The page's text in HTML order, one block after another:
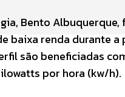
Bento
baixa renda durante a
são beneficiadas
por hora (kw/h).